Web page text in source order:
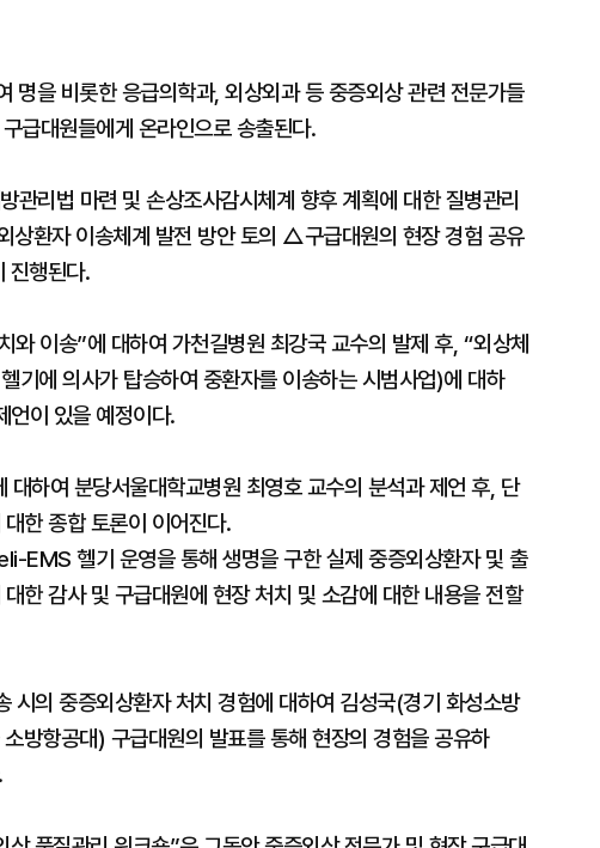
명을 비롯한 응급의학과, 외상외과 등 중증외상 관련 전문가들
급대원들에게 온라인으로 송출된다.
관리법 마련 및 손상조사감시체계 향후 계획에 대한 질병관리
환자 이송체계 발전 방안 토의 △구급대원의 현장 경험 공유
진행된다.
와 이송”에 대하여 가천길병원 최강국 교수의 발제 후, “외상체
에 의사가 탑승하여 중환자를 이송하는 시범사업)에 대하
언이 있을 예정이다.
하여 분당서울대학교병원 최영호 교수의 분석과 제언 후, 단
한 종합 토론이 이어진다.
EMS 헬기 운영을 통해 생명을 구한 실제 중증외상환자 및 출
한 감사 및 구급대원에 현장 처치 및 소감에 대한 내용을 전할
시의 중증외상환자 처치 경험에 대하여 김성국(경기 화성소방
방항공대) 구급대원의 발표를 통해 현장의 경험을 공유하